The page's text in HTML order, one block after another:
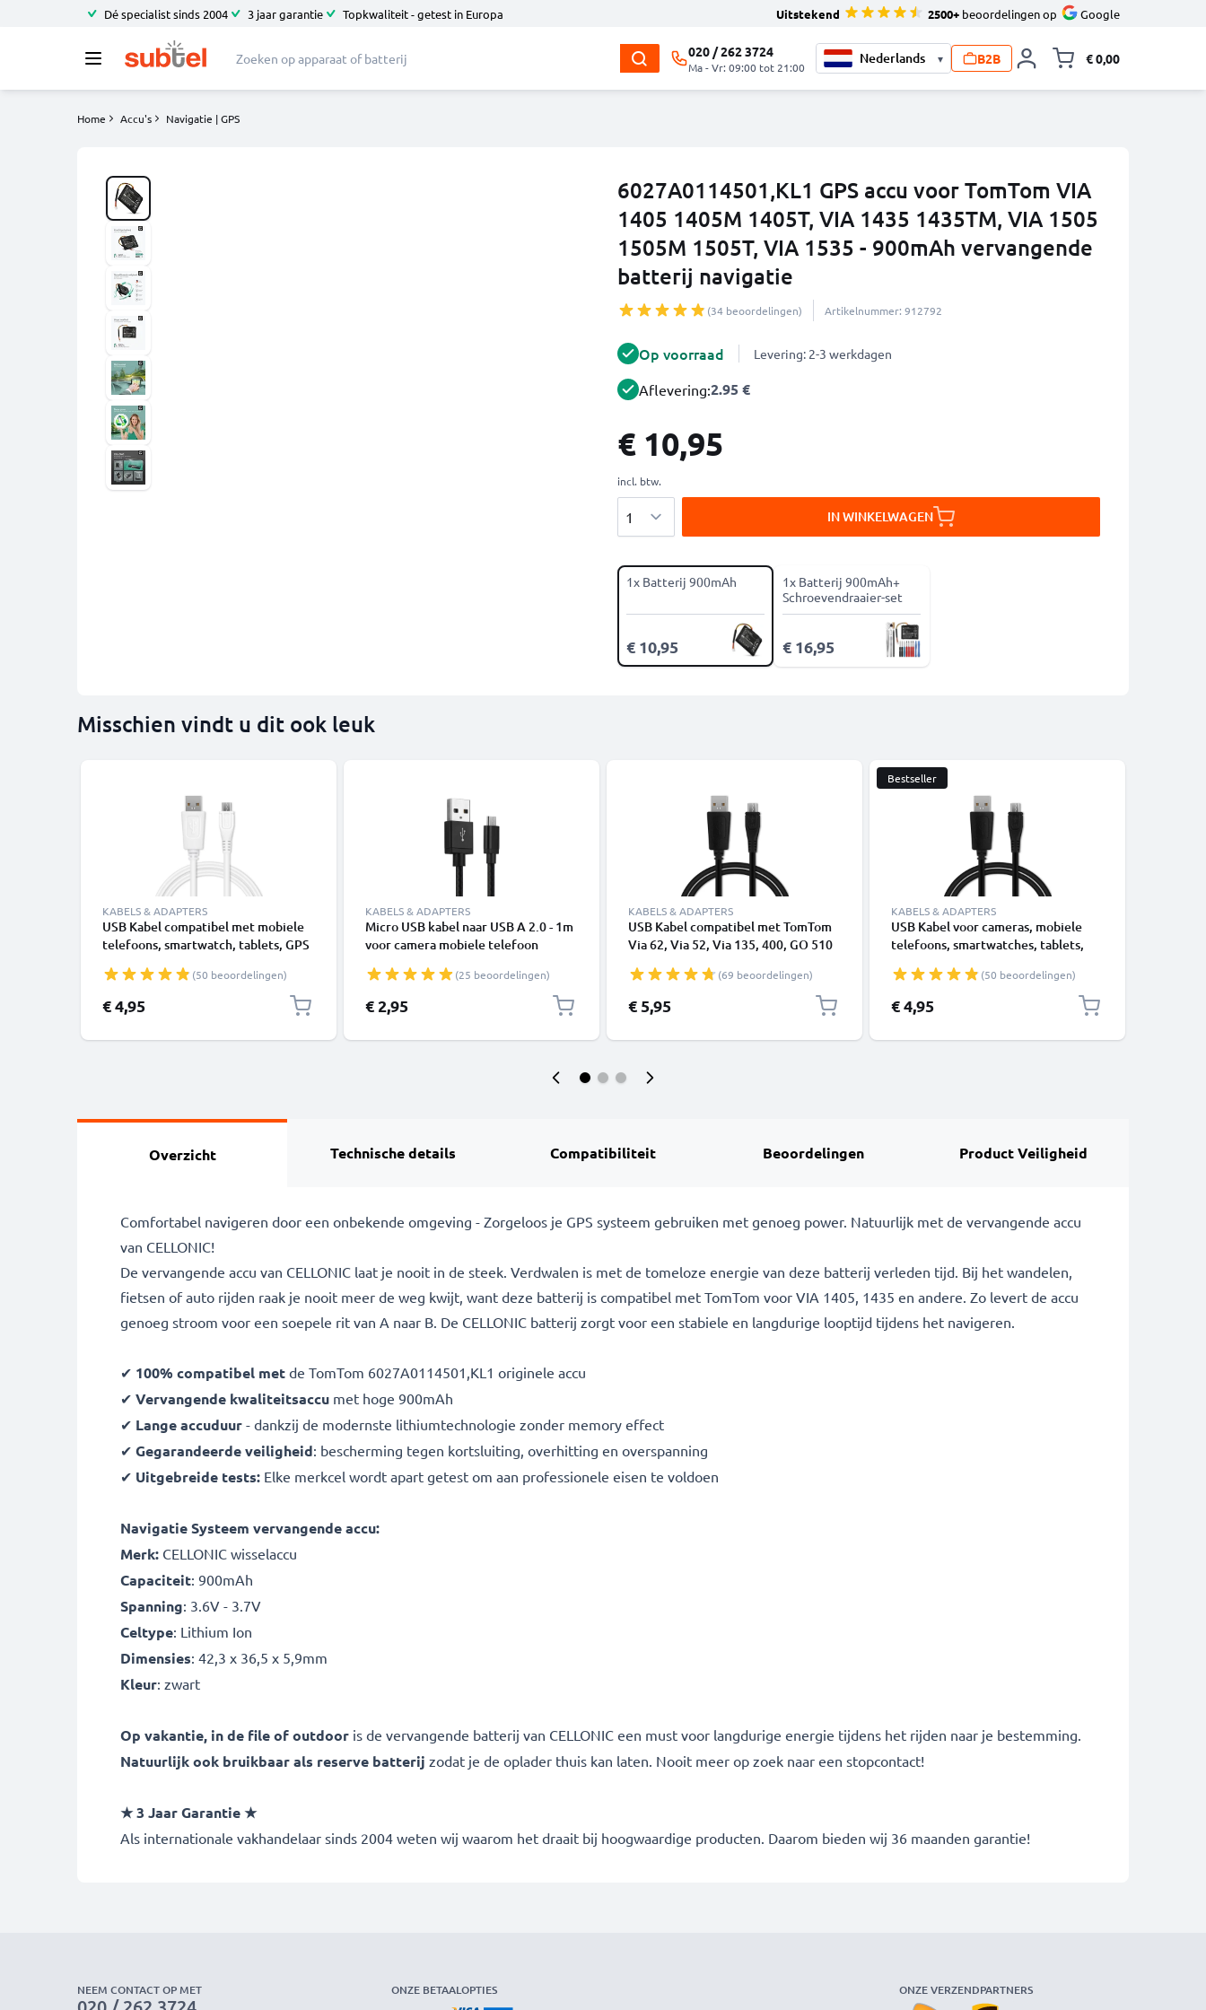
Dé specialist sinds 2004 3 jaar garantie Topkwaliteit - getest in Europa Uitstekend 2500+ beoordelingen op Google
020 / 262 3724
Ma - Vr: 09:00 tot 21:00
▾ B2B € 0,00
Home Accu's Navigatie | GPS
6027A0114501,KL1 GPS accu voor TomTom VIA
1405 1405M 1405T, VIA 1435 1435TM, VIA 1505
1505M 1505T, VIA 1535 - 900mAh vervangende
batterij navigatie
(34 beoordelingen) Artikelnummer: 912792
Op voorraad Levering: 2-3 werkdagen
Aflevering:2.95 €
€ 10,95
incl. btw.
IN WINKELWAGEN
1x Batterij 900mAh
€ 10,95
1x Batterij 900mAh+
Schroevendraaier-set
€ 16,95
Misschien vindt u dit ook leuk
KABELS & ADAPTERS
USB Kabel compatibel met mobiele
telefoons, smartwatch, tablets, GPS
Laad Snoer PVC Datakabel wit
(50 beoordelingen)
€ 4,95
KABELS & ADAPTERS
Micro USB kabel naar USB A 2.0 - 1m
voor camera mobiele telefoon
oplaadkabel 2A zwart Nylon
(25 beoordelingen)
€ 2,95
KABELS & ADAPTERS
USB Kabel compatibel met TomTom
Via 62, Via 52, Via 135, 400, GO 510
6100, GO 620 - 1m Oplaadkabel 1A
Navigatie GPS PVC Datakabel zwart
(69 beoordelingen)
€ 5,95
Bestseller
KABELS & ADAPTERS
USB Kabel voor cameras, mobiele
telefoons, smartwatches, tablets,
Oplaadkabel 1A Laad Snoer PVC
Datakabel zwart
(50 beoordelingen)
€ 4,95
Overzicht Technische details Compatibiliteit Beoordelingen Product Veiligheid
Comfortabel navigeren door een onbekende omgeving - Zorgeloos je GPS systeem gebruiken met genoeg power. Natuurlijk met de vervangende accu
van CELLONIC!
De vervangende accu van CELLONIC laat je nooit in de steek. Verdwalen is met de tomeloze energie van deze batterij verleden tijd. Bij het wandelen,
fietsen of auto rijden raak je nooit meer de weg kwijt, want deze batterij is compatibel met TomTom voor VIA 1405, 1435 en andere. Zo levert de accu
genoeg stroom voor een soepele rit van A naar B. De CELLONIC batterij zorgt voor een stabiele en langdurige looptijd tijdens het navigeren.
✔ 100% compatibel met de TomTom 6027A0114501,KL1 originele accu
✔ Vervangende kwaliteitsaccu met hoge 900mAh
✔ Lange accuduur - dankzij de modernste lithiumtechnologie zonder memory effect
✔ Gegarandeerde veiligheid: bescherming tegen kortsluiting, overhitting en overspanning
✔ Uitgebreide tests: Elke merkcel wordt apart getest om aan professionele eisen te voldoen
Navigatie Systeem vervangende accu:
Merk: CELLONIC wisselaccu
Capaciteit: 900mAh
Spanning: 3.6V - 3.7V
Celtype: Lithium Ion
Dimensies: 42,3 x 36,5 x 5,9mm
Kleur: zwart
Op vakantie, in de file of outdoor is de vervangende batterij van CELLONIC een must voor langdurige energie tijdens het rijden naar je bestemming.
Natuurlijk ook bruikbaar als reserve batterij zodat je de oplader thuis kan laten. Nooit meer op zoek naar een stopcontact!
★ 3 Jaar Garantie ★
Als internationale vakhandelaar sinds 2004 weten wij waarom het draait bij hoogwaardige producten. Daarom bieden wij 36 maanden garantie!
NEEM CONTACT OP MET ONZE BETAALOPTIES ONZE VERZENDPARTNERS